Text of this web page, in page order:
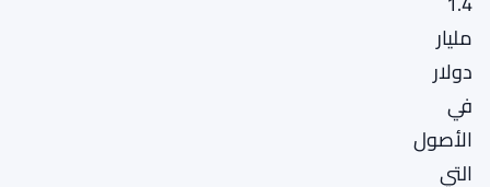
مليار
دولار
في
الأصول
التي